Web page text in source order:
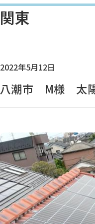
関東
2022年5月12日
八潮市 M様 太陽